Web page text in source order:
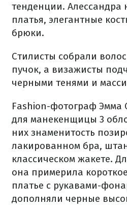
тенденции. Алессандра
платья, элегантные
брюки.
Стилисты собрали
пучок, а визажисты
черными тенями и
Fashion-фотограф Эмма
для манекенщицы 3
них знаменитость
лакированном бра,
классическом жакете.
она примерила
платье с рукавами-
дополняли черные